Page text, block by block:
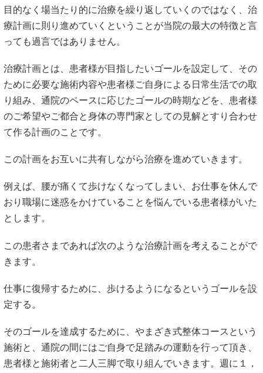
目的なく場当たり的に治療を繰り返していくのではなく、治
療計画に則り進めていくということが当院の最大の特徴と言
っても過言ではありません。
治療計画とは、患者様が目指したいゴールを設定して、その
ために必要な施術内容や患者様ご自身による日常生活での取
り組み、通院のペースに応じたゴールの時期などを、患者様
のご希望やご都合と身体の専門家としての見解とすり合わせ
て作る計画のことです。
この計画をお互いに共有しながら治療を進めていきます。
例えば、腰が痛くて歩けなくなってしまい、お仕事を休んで
おり職場に迷惑をかけていることを悩んでいる患者様がいた
とします。
この患者さまであれば次のような治療計画を考えることがで
きます。
仕事に復帰するために、歩けるようになるというゴールを設
定する。
そのゴールを達成するために、やまざき式整体コースという
施術と、通院の間にはご自身で足踏みの運動を行って頂き、
患者様と施術者と二人三脚で取り組んでいきます。週に１，